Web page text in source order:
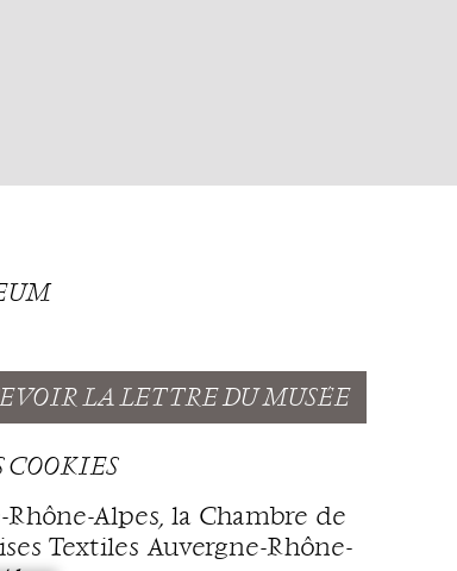
LA LETTRE DU MUSÉE
COOKIES
Alpes, la Chambre de
Textiles Auvergne-Rhône-